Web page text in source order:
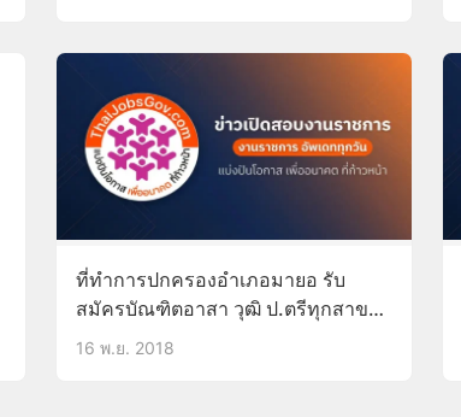
ที่ทำการปกครองอำเภอมายอ รับ
สมัครบัณฑิตอาสา วุฒิ ป.ตรีทุกสาขา
ไม่ต้องผ่านภาค ก ค่าจ้างเดือน
16 พ.ย. 2018